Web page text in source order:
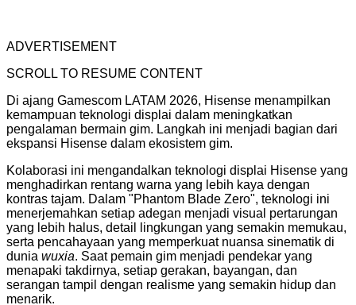
ADVERTISEMENT
SCROLL TO RESUME CONTENT
Di ajang Gamescom LATAM 2026, Hisense menampilkan
kemampuan teknologi displai dalam meningkatkan
pengalaman bermain gim. Langkah ini menjadi bagian dari
ekspansi Hisense dalam ekosistem gim.
Kolaborasi ini mengandalkan teknologi displai Hisense yang
menghadirkan rentang warna yang lebih kaya dengan
kontras tajam. Dalam "Phantom Blade Zero", teknologi ini
menerjemahkan setiap adegan menjadi visual pertarungan
yang lebih halus, detail lingkungan yang semakin memukau,
serta pencahayaan yang memperkuat nuansa sinematik di
dunia wuxia. Saat pemain gim menjadi pendekar yang
menapaki takdirnya, setiap gerakan, bayangan, dan
serangan tampil dengan realisme yang semakin hidup dan
menarik.